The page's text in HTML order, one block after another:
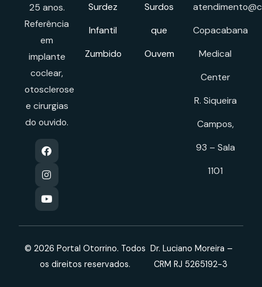
25 anos.
Referência
em
implante
coclear,
otosclerose
e cirurgias
do ouvido.
Surdez
Infantil
Zumbido
Surdos
que
Ouvem
Copacabana
Medical
Center
R. Siqueira
Campos,
93 – Sala
1101
© 2026 Portal Otorrino. Todos
os direitos reservados.
Dr. Luciano Moreira –
CRM RJ 5265192-3